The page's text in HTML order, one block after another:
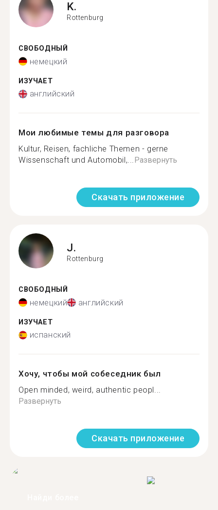
K.
Rottenburg
СВОБОДНЫЙ
немецкий
ИЗУЧАЕТ
английский
Мои любимые темы для разговора
Kultur, Reisen, fachliche Themen - gerne
Wissenschaft und Automobil,...Развернуть
Скачать приложение
J.
Rottenburg
СВОБОДНЫЙ
немецкий английский
ИЗУЧАЕТ
испанский
Хочу, чтобы мой собеседник был
Open minded, weird, authentic peopl...
Развернуть
Скачать приложение